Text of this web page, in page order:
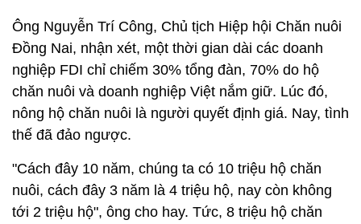
Ông Nguyễn Trí Công, Chủ tịch Hiệp hội Chăn nuôi
Đồng Nai, nhận xét, một thời gian dài các doanh
nghiệp FDI chỉ chiếm 30% tổng đàn, 70% do hộ
chăn nuôi và doanh nghiệp Việt nắm giữ. Lúc đó,
nông hộ chăn nuôi là người quyết định giá. Nay, tình
thế đã đảo ngược.
"Cách đây 10 năm, chúng ta có 10 triệu hộ chăn
nuôi, cách đây 3 năm là 4 triệu hộ, nay còn không
tới 2 triệu hộ", ông cho hay. Tức, 8 triệu hộ chăn